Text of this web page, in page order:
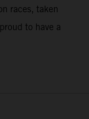
races, taken
to have a